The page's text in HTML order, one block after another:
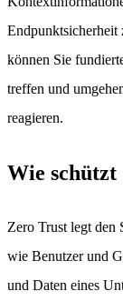
Endpunktsicherheit
können Sie
treffen und
reagieren.
Wie
Zero Trust legt den
wie Benutzer und
und Daten eines